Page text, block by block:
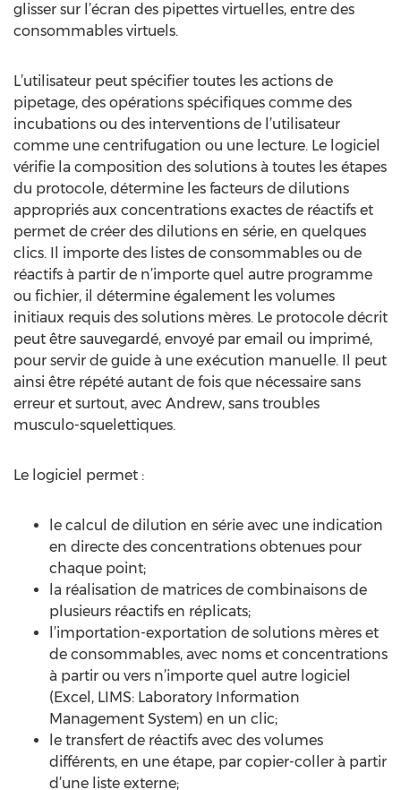
glisser sur l’écran des pipettes virtuelles, entre des
consommables virtuels.
L’utilisateur peut spécifier toutes les actions de
pipetage, des opérations spécifiques comme des
incubations ou des interventions de l’utilisateur
comme une centrifugation ou une lecture. Le logiciel
vérifie la composition des solutions à toutes les étapes
du protocole, détermine les facteurs de dilutions
appropriés aux concentrations exactes de réactifs et
permet de créer des dilutions en série, en quelques
clics. Il importe des listes de consommables ou de
réactifs à partir de n’importe quel autre programme
ou fichier, il détermine également les volumes
initiaux requis des solutions mères. Le protocole décrit
peut être sauvegardé, envoyé par email ou imprimé,
pour servir de guide à une exécution manuelle. Il peut
ainsi être répété autant de fois que nécessaire sans
erreur et surtout, avec Andrew, sans troubles
musculo-squelettiques.
Le logiciel permet :
le calcul de dilution en série avec une indication
en directe des concentrations obtenues pour
chaque point;
la réalisation de matrices de combinaisons de
plusieurs réactifs en réplicats;
l’importation-exportation de solutions mères et
de consommables, avec noms et concentrations
à partir ou vers n’importe quel autre logiciel
(Excel, LIMS: Laboratory Information
Management System) en un clic;
le transfert de réactifs avec des volumes
différents, en une étape, par copier-coller à partir
d’une liste externe;